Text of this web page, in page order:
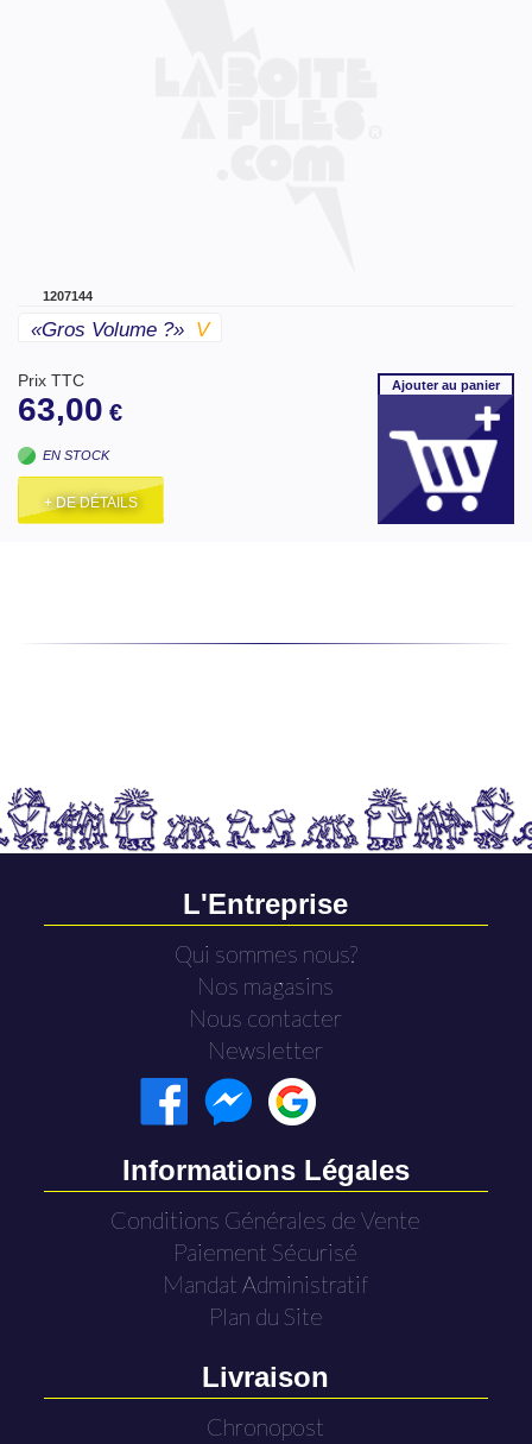
1207144
«gros Volume ?» V
Prix TTC
63,00 €
EN STOCK
+ DE DÉTAILS
Ajouterau panier
L'Entreprise
Qui sommes nous?
Nos magasins
Nous contacter
Newsletter
Informations Légales
Conditions Générales de Vente
Paiement Sécurisé
Mandat Administratif
Plan du Site
Livraison
Chronopost